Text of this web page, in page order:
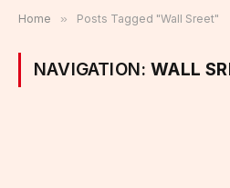
Home » Posts Tagged "Wall Sreet"
NAVIGATION:WALL